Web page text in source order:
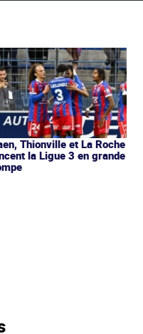
Thionville et La Roche
la Ligue 3 en grande